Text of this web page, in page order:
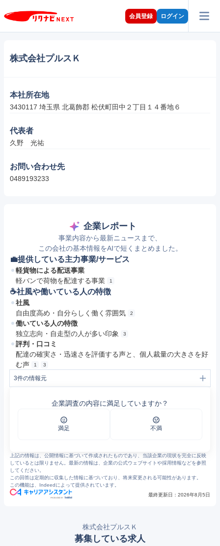
会員登録 ログイン
株式会社プルスＫ
本社所在地
3430117 埼玉県 北葛飾郡 松伏町田中２丁目１４番地６
代表者
久野　光祐
お問い合わせ先
0489193233
企業レポート
事業内容から最新ニュースまで、
この会社の基本情報をAIで短くまとめました。
💼提供している主力事業/サービス
軽貨物による配送事業
軽バンで荷物を配達する事業
1
☕️社風や働いている人の特徴
社風
自由度高め・自分らしく働く雰囲気
2
働いている人の特徴
独立志向・自走型の人が多い印象
3
評判・口コミ
配達の確実さ・迅速さを評価する声と、個人裁量の大きさを好
む声
1 3
3件の情報元
VOICE | プルスK株式会社
企業調査の内容に満足していますか？
満足 不満
上記の情報は、公開情報に基づいて作成されたものであり、当該企業の現状を完全に反映
しているとは限りません。最新の情報は、企業の公式ウェブサイトや採用情報などを参照
してください。
この回答は定期的に収集した情報に基づいており、将来変更される可能性があります。
この機能は、Indeedによって提供されています。
最終更新日： 2026年8月5日
株式会社プルスＫ
募集している求人